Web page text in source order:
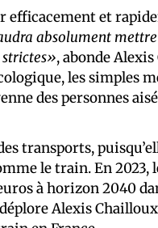
et
absolument
, abonde
les simples
des personnes
transports,
le train. En 2023,
à horizon 2040
Alexis